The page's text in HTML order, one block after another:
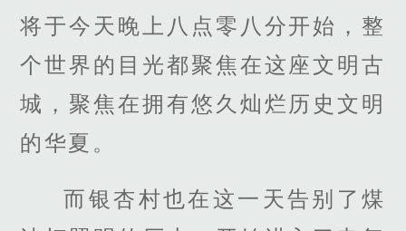
将于今天晚上八点零八分开始，整
个世界的目光都聚焦在这座文明古
城，聚焦在拥有悠久灿烂历史文明
的华夏。
而银杏村也在这一天告别了煤